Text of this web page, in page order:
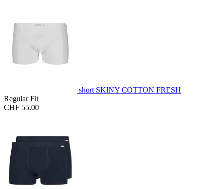
short SKINY COTTON FRESH
Regular Fit
CHF 55.00